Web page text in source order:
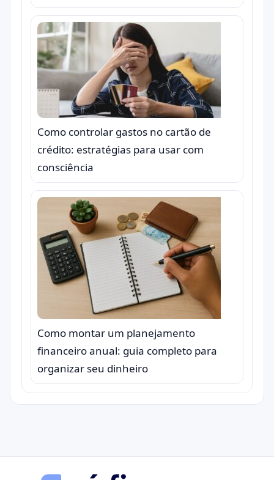
Como controlar gastos no cartão de
crédito: estratégias para usar com
consciência
Como montar um planejamento
financeiro anual: guia completo para
organizar seu dinheiro